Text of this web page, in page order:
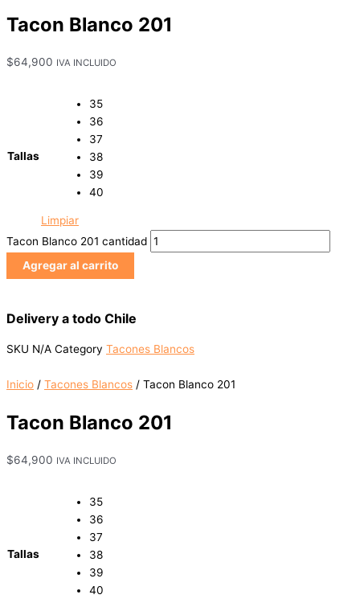
Tacon Blanco 201
$64,900 IVA INCLUIDO
Tallas
35
36
37
38
39
40
Limpiar
Tacon Blanco 201 cantidad
Agregar al carrito
Delivery a todo Chile
SKU N/A Category Tacones Blancos
Inicio / Tacones Blancos / Tacon Blanco 201
Tacon Blanco 201
$64,900 IVA INCLUIDO
Tallas
35
36
37
38
39
40